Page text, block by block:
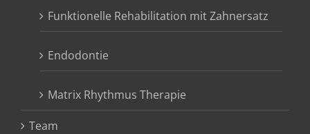
Funktionelle Rehabilitation mit Zahnersatz
Endodontie
Matrix Rhythmus Therapie
Team